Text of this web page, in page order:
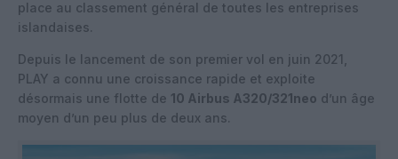
place au classement général de toutes les entreprises
islandaises.
Depuis le lancement de son premier vol en juin 2021,
PLAY a connu une croissance rapide et exploite
désormais une flotte de 10 Airbus A320/321neo d’un âge
moyen d’un peu plus de deux ans.